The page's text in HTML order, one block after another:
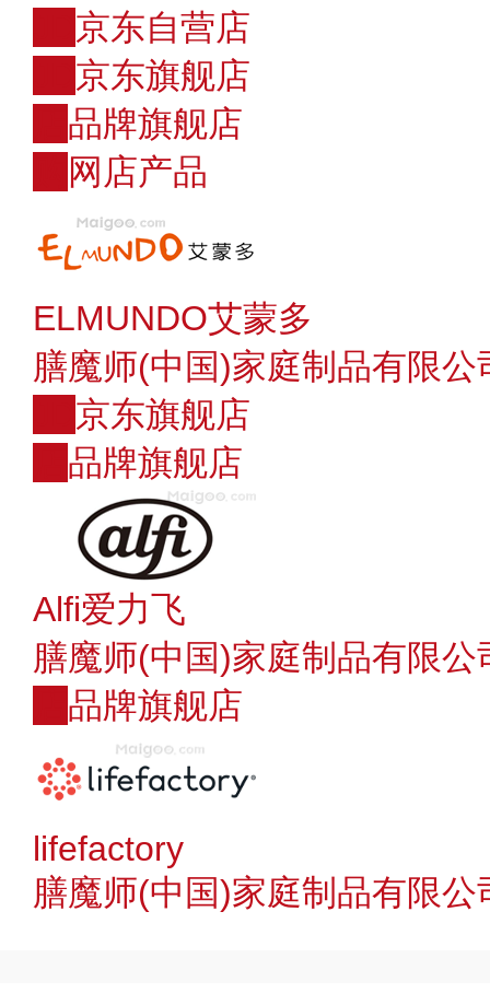
京东自营店
京东旗舰店
品牌旗舰店
网店产品
ELMUNDO艾蒙多
膳魔师(中国)家庭制品有限公
京东旗舰店
品牌旗舰店
Alfi爱力飞
膳魔师(中国)家庭制品有限公
品牌旗舰店
lifefactory
膳魔师(中国)家庭制品有限公